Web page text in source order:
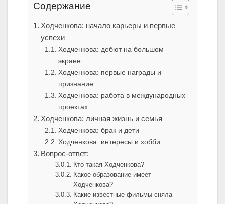
Содержание
Ходченкова: начало карьеры и первые
успехи
Ходченкова: дебют на большом
экране
Ходченкова: первые награды и
признание
Ходченкова: работа в международных
проектах
Ходченкова: личная жизнь и семья
Ходченкова: брак и дети
Ходченкова: интересы и хобби
Вопрос-ответ:
Кто такая Ходченкова?
Какое образование имеет
Ходченкова?
Какие известные фильмы сняла